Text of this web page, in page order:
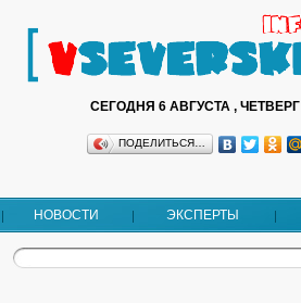
СЕГОДНЯ 6 АВГУСТА , ЧЕТВЕРГ
ПОДЕЛИТЬСЯ…
НОВОСТИ ЭКСПЕРТЫ